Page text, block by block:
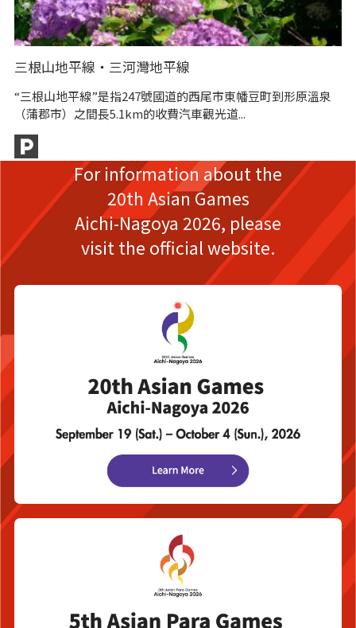
三根山地平線・三河灣地平線
“三根山地平線”是指247號國道的西尾市東幡豆町到形原溫泉
（蒲郡市）之間長5.1km的收費汽車觀光道...
For information about the
20th Asian Games
Aichi-Nagoya 2026, please
visit the official website.